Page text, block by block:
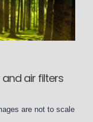
air filters
are not to scale